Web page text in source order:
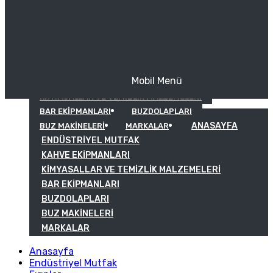
KIMYASALLAR VE TEMIZLIK MALZEMELERI
BAR EKIPMANLARI
BUZDOLAPLARI
BUZ MAKINELERI
MARKALAR
Mobil Menü
ANASAYFA
ENDÜSTRIYEL MUTFAK
KAHVE EKIPMANLARI
KIMYASALLAR VE TEMIZLIK MALZEMELERI
BAR EKIPMANLARI
BUZDOLAPLARI
BUZ MAKINELERI
MARKALAR
Anasayfa
Endüstriyel Mutfak